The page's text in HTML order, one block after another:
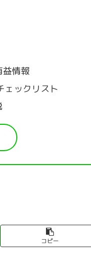
益情報
ェックリスト
コピー